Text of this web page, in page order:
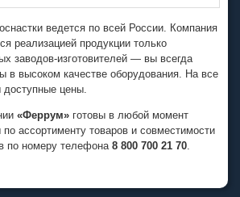
ведется по всей России. Компания
реализацией продукции только
заводов-изготовителей — вы всегда
в высоком качестве оборудования. На все
цены.
«Феррум» готовы в любой момент
по ассортименту товаров и совместимости
по номеру телефона 8 800 700 21 70